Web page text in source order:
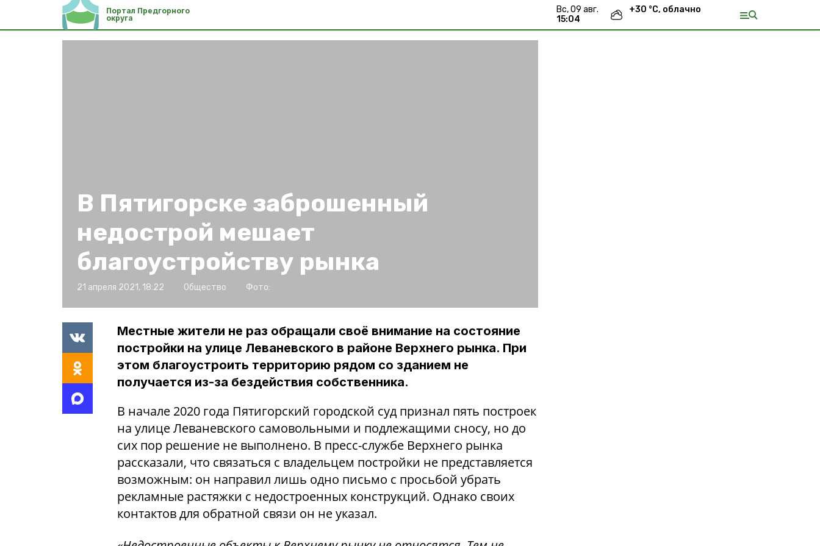
Портал Предгорного
округа
вс, 09 авг.
15:04
+30 °С, облачно
В Пятигорске заброшенный
недострой мешает
благоустройству рынка
21 апреля 2021, 18:22 Общество Фото:
Местные жители не раз обращали своё внимание на состояние
постройки на улице Леваневского в районе Верхнего рынка. При
этом благоустроить территорию рядом со зданием не
получается из-за бездействия собственника.
В начале 2020 года Пятигорский городской суд признал пять построек
на улице Леваневского самовольными и подлежащими сносу, но до
сих пор решение не выполнено. В пресс-службе Верхнего рынка
рассказали, что связаться с владельцем постройки не представляется
возможным: он направил лишь одно письмо с просьбой убрать
рекламные растяжки с недостроенных конструкций. Однако своих
контактов для обратной связи он не указал.